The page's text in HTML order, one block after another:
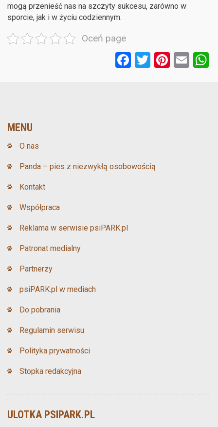
mogą przenieść nas na szczyty sukcesu, zarówno w
sporcie, jak i w życiu codziennym.
Oceń page
F T Pi E
MENU
O nas
Panda – pies z niezwykłą osobowością
Kontakt
Współpraca
Reklama w serwisie psiPARK.pl
Patronat medialny
Partnerzy
psiPARK.pl w mediach
Do pobrania
Regulamin serwisu
Polityka prywatności
Stopka redakcyjna
ULOTKA PSIPARK.PL